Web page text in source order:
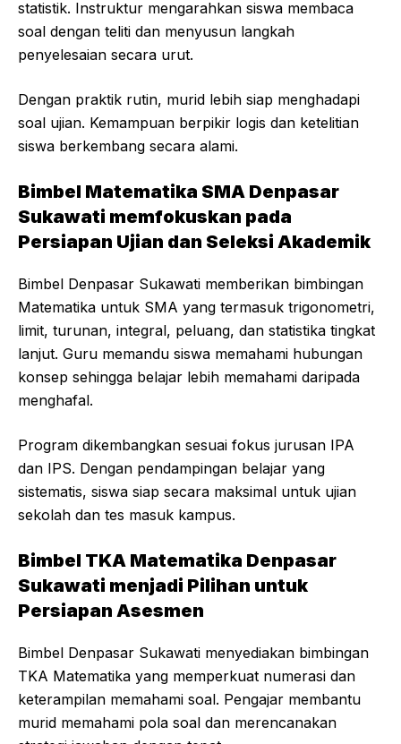
statistik. Instruktur mengarahkan siswa membaca
soal dengan teliti dan menyusun langkah
penyelesaian secara urut.
Dengan praktik rutin, murid lebih siap menghadapi
soal ujian. Kemampuan berpikir logis dan ketelitian
siswa berkembang secara alami.
Bimbel Matematika SMA Denpasar
Sukawati memfokuskan pada
Persiapan Ujian dan Seleksi Akademik
Bimbel Denpasar Sukawati memberikan bimbingan
Matematika untuk SMA yang termasuk trigonometri,
limit, turunan, integral, peluang, dan statistika tingkat
lanjut. Guru memandu siswa memahami hubungan
konsep sehingga belajar lebih memahami daripada
menghafal.
Program dikembangkan sesuai fokus jurusan IPA
dan IPS. Dengan pendampingan belajar yang
sistematis, siswa siap secara maksimal untuk ujian
sekolah dan tes masuk kampus.
Bimbel TKA Matematika Denpasar
Sukawati menjadi Pilihan untuk
Persiapan Asesmen
Bimbel Denpasar Sukawati menyediakan bimbingan
TKA Matematika yang memperkuat numerasi dan
keterampilan memahami soal. Pengajar membantu
murid memahami pola soal dan merencanakan